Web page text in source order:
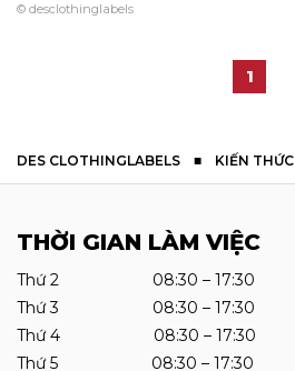
© desclothinglabels
1
DES CLOTHINGLABELS ■ KIẾN THỨC
THỜI GIAN LÀM VIỆC
Thứ 2 08:30 – 17:30
Thứ 3 08:30 – 17:30
Thứ 4 08:30 – 17:30
Thứ 5 08:30 – 17:30